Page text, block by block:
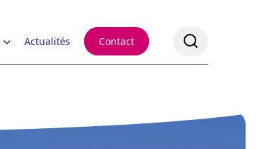
Actualités Contact